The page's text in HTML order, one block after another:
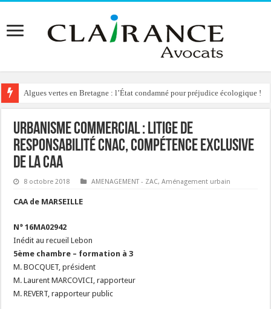
Algues vertes en Bretagne : l’État condamné pour préjudice écologique !
Reconstruction de chalets d’alpage : le préfet condamné à délivrer
Urbanisme commercial : litige de
responsabilité CNAC, compétence exclusive
de la CAA
8 octobre 2018 AMENAGEMENT - ZAC,Aménagement urbain
CAA de MARSEILLE
N° 16MA02942
Inédit au recueil Lebon
5ème chambre – formation à 3
M. BOCQUET, président
M. Laurent MARCOVICI, rapporteur
M. REVERT, rapporteur public